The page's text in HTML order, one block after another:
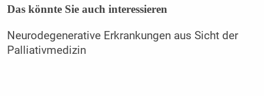
Das könnte Sie auch interessieren
Neurodegenerative Erkrankungen aus Sicht der
Palliativmedizin